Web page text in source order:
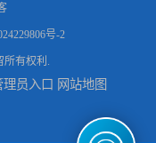
号-2
所有权利.
理员入口 网站地图